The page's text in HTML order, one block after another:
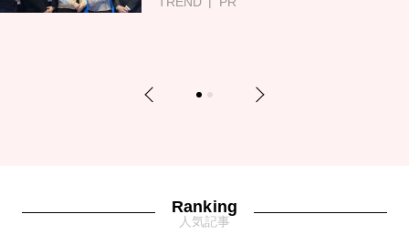
Previous 1 2 Next
Ranking
人気記事